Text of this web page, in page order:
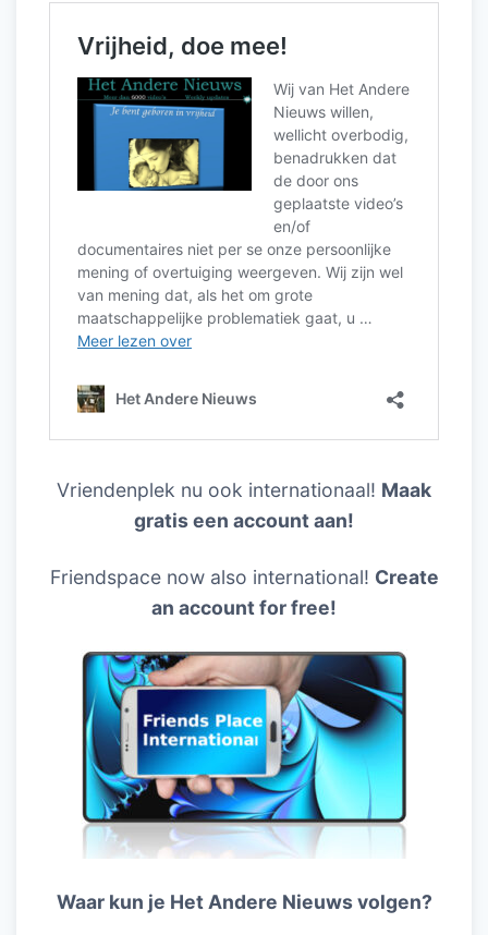
Vriendenplek nu ook internationaal! Maak
gratis een account aan!
Friendspace now also international! Create
an account for free!
Waar kun je Het Andere Nieuws volgen?